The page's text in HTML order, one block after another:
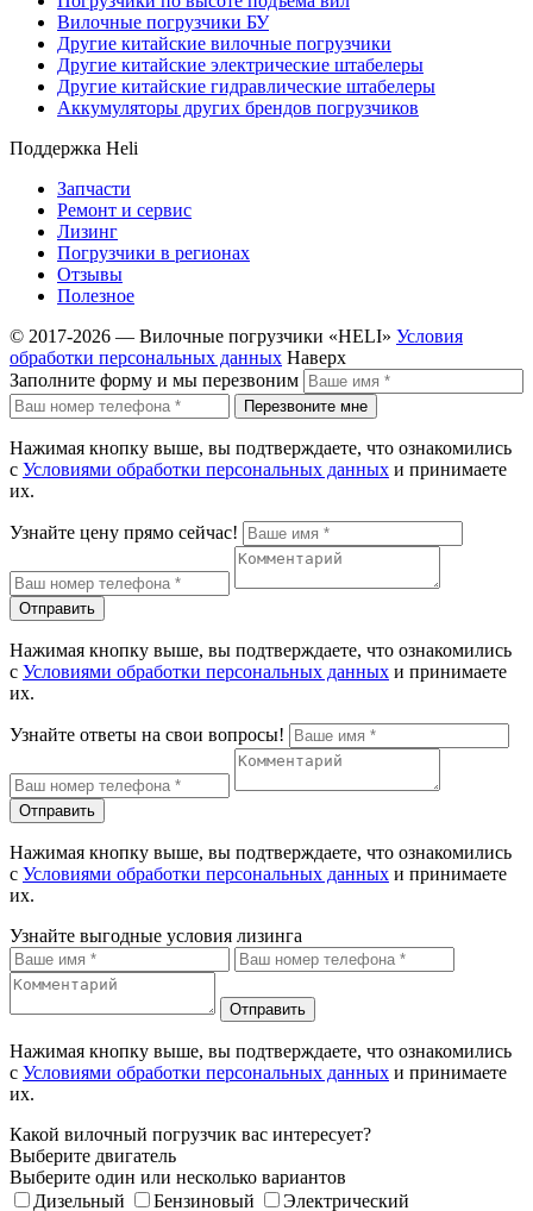
Вилочные погрузчики БУ
Другие китайские вилочные погрузчики
Другие китайские электрические штабелеры
Другие китайские гидравлические штабелеры
Аккумуляторы других брендов погрузчиков
Поддержка Heli
Запчасти
Ремонт и сервис
Лизинг
Погрузчики в регионах
Отзывы
Полезное
© 2017-2026 — Вилочные погрузчики «HELI» Условия
обработки персональных данных Наверх
Заполните форму и мы перезвоним
Перезвоните мне
Нажимая кнопку выше, вы подтверждаете, что ознакомились
с Условиями обработки персональных данных и принимаете
их.
Узнайте цену прямо сейчас!
Отправить
Нажимая кнопку выше, вы подтверждаете, что ознакомились
с Условиями обработки персональных данных и принимаете
их.
Узнайте ответы на свои вопросы!
Отправить
Нажимая кнопку выше, вы подтверждаете, что ознакомились
с Условиями обработки персональных данных и принимаете
их.
Узнайте выгодные условия лизинга
Отправить
Нажимая кнопку выше, вы подтверждаете, что ознакомились
с Условиями обработки персональных данных и принимаете
их.
Какой вилочный погрузчик вас интересует?
Выберите двигатель
Выберите один или несколько вариантов
Дизельный
Бензиновый Электрический